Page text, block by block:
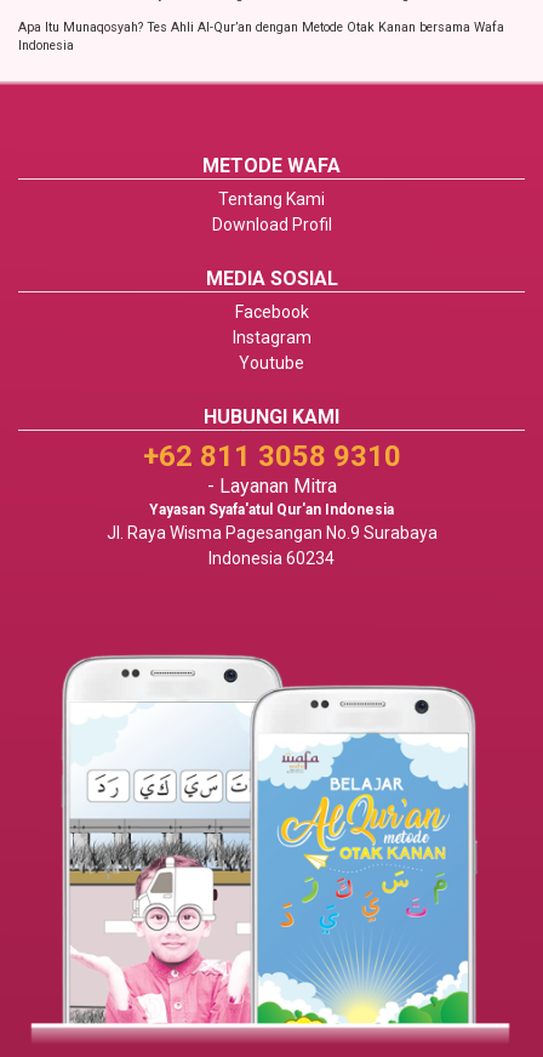
Apa Itu Munaqosyah? Tes Ahli Al-Qur’an dengan Metode Otak Kanan bersama Wafa
Indonesia
METODE WAFA
Tentang Kami
Download Profil
MEDIA SOSIAL
Facebook
Instagram
Youtube
HUBUNGI KAMI
+62 811 3058 9310
- Layanan Mitra
Yayasan Syafa'atul Qur'an Indonesia
Jl. Raya Wisma Pagesangan No.9 Surabaya
Indonesia 60234